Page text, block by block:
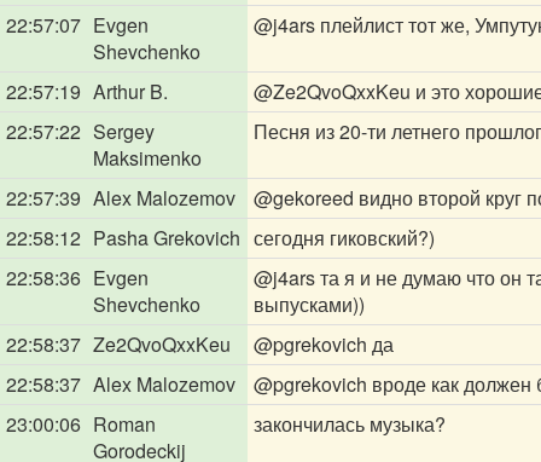
22:57:07 Evgen
Shevchenko
@j4ars плейлист тот же,
22:57:19 Arthur B. @Ze2QvoQxxKeu и это
22:57:22 Sergey
Maksimenko
Песня из 20-ти летнего
22:57:39 Alex Malozemov @gekoreed видно второй круг
22:58:12 Pasha Grekovich сегодня гиковский?)
22:58:36 Evgen
Shevchenko
@j4arsта я и не думаю что он
выпусками))
22:58:37 Ze2QvoQxxKeu @pgrekovich да
22:58:37 Alex Malozemov @pgrekovich вроде как должен
23:00:06 Roman
Gorodeckij
закончилась музыка?